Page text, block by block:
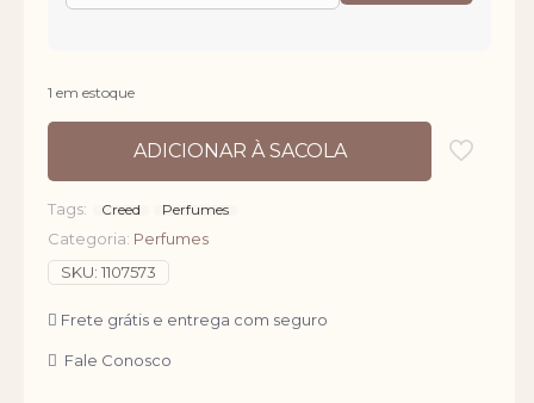
1 em estoque
ADICIONAR À SACOLA
Tags: Creed Perfumes
Categoria: Perfumes
SKU: 1107573
Frete grátis e entrega com seguro
Fale Conosco